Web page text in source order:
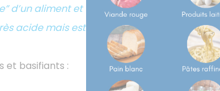
d’un aliment et
acide mais est
et basifiants :